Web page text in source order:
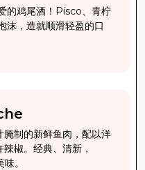
的鸡尾酒！Pisco、青柠
沫，造就顺滑轻盈的口
腌制的新鲜鱼肉，配以洋
辣椒。经典、清新，
。